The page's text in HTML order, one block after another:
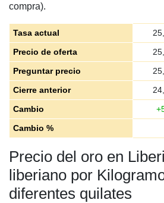
compra).
Tasa actual
Precio de oferta
Preguntar precio
Cierre anterior
Cambio
+
Cambio %
Precio del oro en
liberiano por
diferentes quilates